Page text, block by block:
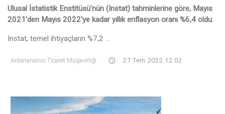
Ulusal İstatistik Enstitüsü'nün (Instat) tahminlerine göre, Mayıs
2021'den Mayıs 2022'ye kadar yıllık enflasyon oranı %6,4 oldu.
Instat, temel ihtiyaçların %7,2 ...
Antananarivo Ticaret Müşavirliği 27 Tem 2022 12:02